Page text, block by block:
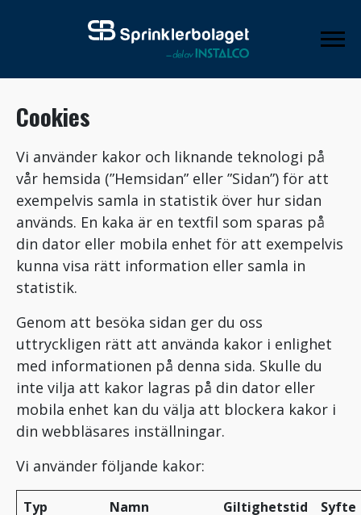
Cookies
Vi använder kakor och liknande teknologi på
vår hemsida (”Hemsidan” eller ”Sidan”) för att
exempelvis samla in statistik över hur sidan
används. En kaka är en textfil som sparas på
din dator eller mobila enhet för att exempelvis
kunna visa rätt information eller samla in
statistik.
Genom att besöka sidan ger du oss
uttryckligen rätt att använda kakor i enlighet
med informationen på denna sida. Skulle du
inte vilja att kakor lagras på din dator eller
mobila enhet kan du välja att blockera kakor i
din webbläsares inställningar.
Vi använder följande kakor:
Typ Namn Giltighetstid Syfte